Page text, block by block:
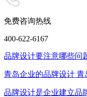
免费咨询热线
400-622-6167
品牌设计要注意哪些问
青岛企业的品牌设计 青
品牌设计是企业建立品